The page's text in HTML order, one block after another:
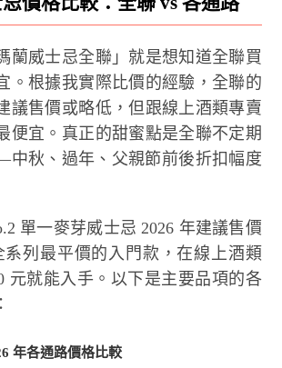
蘭威士忌全聯」就是想知道全聯買
。根據我實際比價的經驗，全聯的
議售價或略低，但跟線上酒類專賣
便宜。真正的甜蜜點是全聯不定期
秋、過年、父親節前後折扣幅度
單一麥芽威士忌 2026 年建議售價
系列最平價的入門款，在線上酒類
元就能入手。以下是主要品項的各
年各通路價格比較